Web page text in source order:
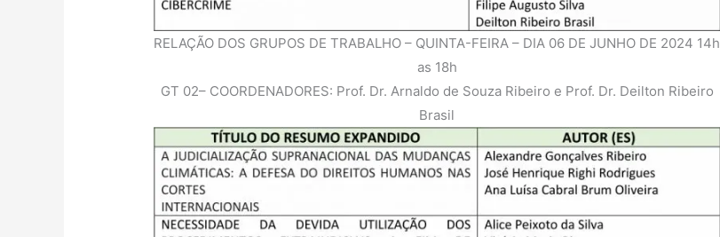
RELAÇÃO DOS GRUPOS DE TRABALHO – QUINTA-FEIRA – DIA 06 DE JUNHO DE 2024 14h
as 18h
GT 02– COORDENADORES: Prof. Dr. Arnaldo de Souza Ribeiro e Prof. Dr. Deilton Ribeiro
Brasil